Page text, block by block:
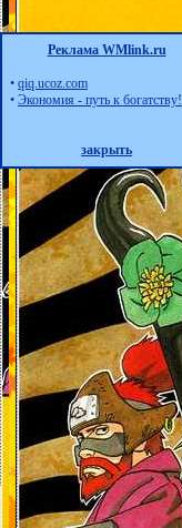
Реклама WMlink.ru
• qiq.ucoz.com
• Экономия - путь к богатству!
закрыть